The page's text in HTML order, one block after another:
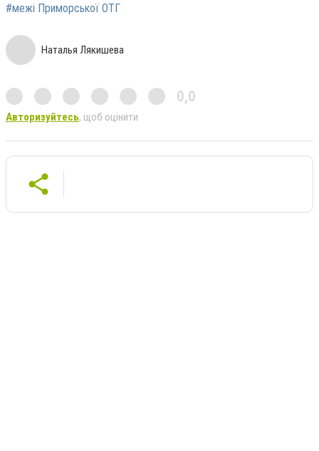
#межі Приморської ОТГ
Наталья Лякишева
0,0
Авторизуйтесь, щоб оцінити